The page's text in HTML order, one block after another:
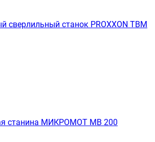
сверлильный станок PROXXON TBM
станина МИКРОМОТ МВ 200